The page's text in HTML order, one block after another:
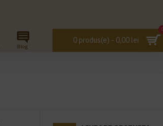
Blog
0 produs(e) - 0,00 lei